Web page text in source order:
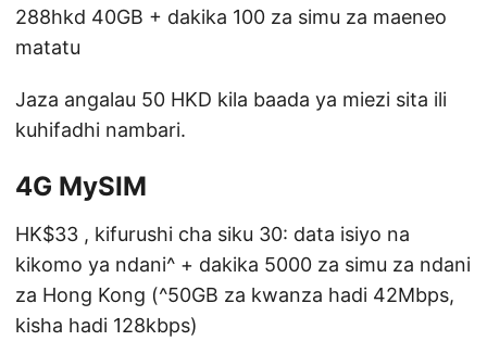
288hkd 40GB + dakika 100 za simu za maeneo
matatu
Jaza angalau 50 HKD kila baada ya miezi sita ili
kuhifadhi nambari.
4G MySIM
HK$33 , kifurushi cha siku 30: data isiyo na
kikomo ya ndani^ + dakika 5000 za simu za ndani
za Hong Kong (^50GB za kwanza hadi 42Mbps,
kisha hadi 128kbps)